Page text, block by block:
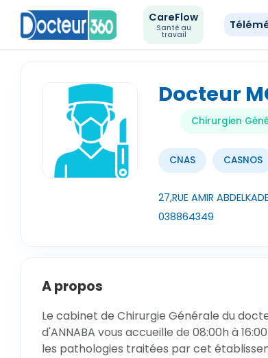
CareFlow
Santé au
travail
Docteur
Chirurgien
CNAS CASNOS
27,RUE AMIR
038864349
A propos
Le cabinet de Chirurgie Générale du
d'ANNABA vous accueille de 08:00h à
les pathologies traitées par cet